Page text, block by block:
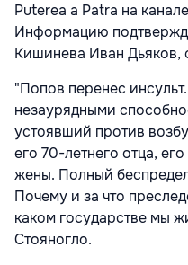
Puterea a Patra на
Информацию
Кишинева Иван Дьяков,
"Попов перенес
незаурядными
устоявший против
его 70-летнего отца,
жены. Полный
Почему и за что
каком государстве мы
Стояногло.